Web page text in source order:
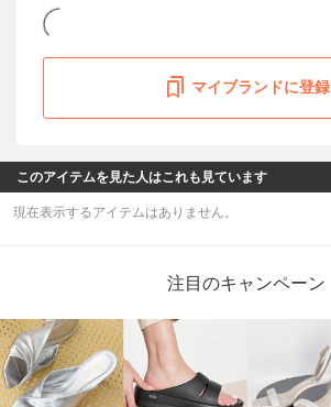
マイブランドに登録
このアイテムを見た人はこれも見ています
現在表示するアイテムはありません。
注目のキャンペーン